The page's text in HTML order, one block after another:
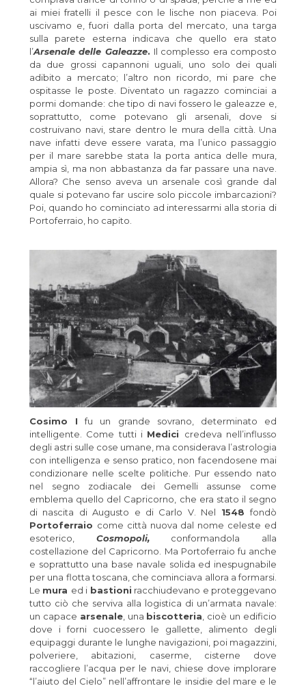
ai miei fratelli il pesce con le lische non piaceva. Poi
uscivamo e, fuori dalla porta del mercato, una targa
sulla parete esterna indicava che quello era stato
l’Arsenale delle Galeazze. Il complesso era composto
da due grossi capannoni uguali, uno solo dei quali
adibito a mercato; l’altro non ricordo, mi pare che
ospitasse le poste. Diventato un ragazzo cominciai a
pormi domande: che tipo di navi fossero le galeazze e,
soprattutto, come potevano gli arsenali, dove si
costruivano navi, stare dentro le mura della città. Una
nave infatti deve essere varata, ma l’unico passaggio
per il mare sarebbe stata la porta antica delle mura,
ampia sì, ma non abbastanza da far passare una nave.
Allora? Che senso aveva un arsenale così grande dal
quale si potevano far uscire solo piccole imbarcazioni?
Poi, quando ho cominciato ad interessarmi alla storia di
Portoferraio, ho capito.
Cosimo I fu un grande sovrano, determinato ed
intelligente. Come tutti i Medici credeva nell’influsso
degli astri sulle cose umane, ma considerava l’astrologia
con intelligenza e senso pratico, non facendosene mai
condizionare nelle scelte politiche. Pur essendo nato
nel segno zodiacale dei Gemelli assunse come
emblema quello del Capricorno, che era stato il segno
di nascita di Augusto e di Carlo V. Nel 1548fondò
Portoferraio come città nuova dal nome celeste ed
esoterico, Cosmopoli,conformandola alla
costellazione del Capricorno. Ma Portoferraio fu anche
e soprattutto una base navale solida ed inespugnabile
per una flotta toscana, che cominciava allora a formarsi.
Le mura ed i bastioni racchiudevano e proteggevano
tutto ciò che serviva alla logistica di un’armata navale:
un capace arsenale, una biscotteria , cioè un edificio
dove i forni cuocessero le gallette, alimento degli
equipaggi durante le lunghe navigazioni, poi magazzini,
polveriere, abitazioni, caserme, cisterne dove
raccogliere l’acqua per le navi, chiese dove implorare
“l’aiuto del Cielo” nell’affrontare le insidie del mare e le